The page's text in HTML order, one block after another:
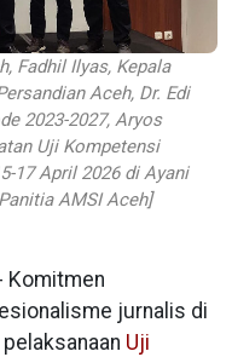
Fadhil Ilyas, Kepala
Aceh, Dr. Edi
2023-2027, Aryos
Uji Kompetensi
17 April 2026 di Ayani
AMSI Aceh]
Komitmen
jurnalis di
Uji